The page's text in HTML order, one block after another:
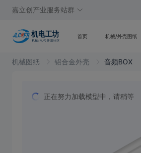
嘉立创产业服务站群
首页 机械/外壳图纸
机械图纸 铝合金外壳 音频BOX
正在努力加载模型中，请稍等